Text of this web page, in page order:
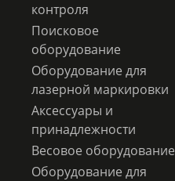
контроля
Поисковое
оборудование
Оборудование для
лазерной маркировки
Аксессуары и
принадлежности
Весовое оборудование
Оборудование для